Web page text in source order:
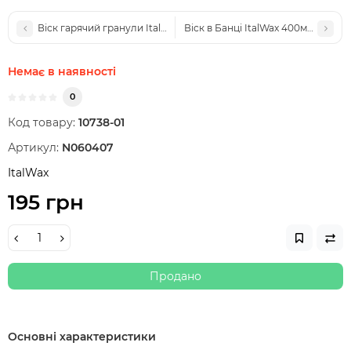
Віск гарячий гранули ItalWax Silver 100гр. Італія
Віск в Банці ItalWax 400мол. цинк
Немає в наявності
0
Код товару: 10738-01
Артикул: N060407
ItalWax
195 грн
Продано
Основні характеристики